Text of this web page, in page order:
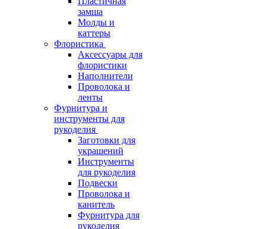
замша
Молды и
каттеры
Флористика
Аксессуары для
флористики
Наполнители
Проволока и
ленты
Фурнитура и
инструменты для
рукоделия
Заготовки для
украшений
Инструменты
для рукоделия
Подвески
Проволока и
канитель
Фурнитура для
рукоделия